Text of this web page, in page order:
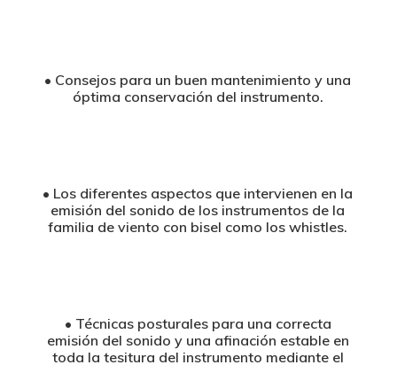
• Consejos para un buen mantenimiento y una
óptima conservación del instrumento.
• Los diferentes aspectos que intervienen en la
emisión del sonido de los instrumentos de la
familia de viento con bisel como los whistles.
• Técnicas posturales para una correcta
emisión del sonido y una afinación estable en
toda la tesitura del instrumento mediante el